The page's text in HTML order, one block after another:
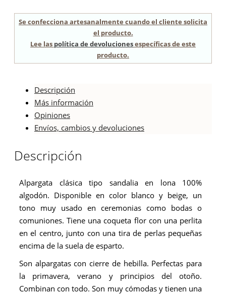
Se confecciona artesanalmente cuando el cliente solicita
el producto.
Lee las política de devolucionesespecíficas de este
producto.
Descripción
Más información
Opiniones
Envíos, cambios y devoluciones
Descripción
Alpargata clásica tipo sandalia en lona 100%
algodón. Disponible en color blanco y beige, un
tono muy usado en ceremonias como bodas o
comuniones. Tiene una coqueta flor con una perlita
en el centro, junto con una tira de perlas pequeñas
encima de la suela de esparto.
Son alpargatas con cierre de hebilla. Perfectas para
la primavera, verano y principios del otoño.
Combinan con todo. Son muy cómodas y tienen una